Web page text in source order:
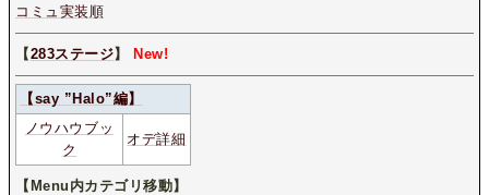
コミュ実装順
【283ステージ】 New!
【say ”Halo”編】
ノウハウブッ
ク
オデ詳細
【Menu内カテゴリ移動】